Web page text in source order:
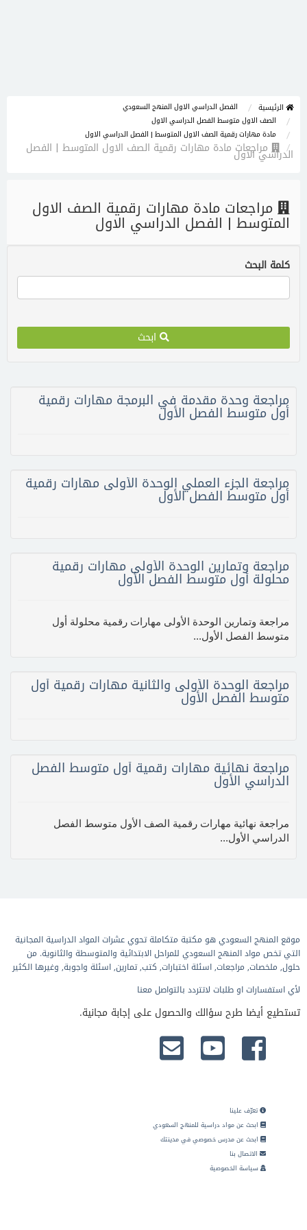
الرئيسية
الفصل الدراسي الاول المنهج السعودي
الصف الاول متوسط الفصل الدراسي الاول
مادة مهارات رقمية الصف الاول المتوسط | الفصل الدراسي الاول
مراجعات مادة مهارات رقمية الصف الاول المتوسط | الفصل
الدراسي الاول
مراجعات مادة مهارات رقمية الصف الاول
المتوسط | الفصل الدراسي الاول
كلمة البحث
ابحث
مراجعة وحدة مقدمة في البرمجة مهارات رقمية
أول متوسط الفصل الأول
مراجعة الجزء العملي الوحدة الأولى مهارات رقمية
أول متوسط الفصل الأول
مراجعة وتمارين الوحدة الأولى مهارات رقمية
محلولة أول متوسط الفصل الأول
مراجعة وتمارين الوحدة الأولى مهارات رقمية محلولة أول
متوسط الفصل الأول...
مراجعة الوحدة الأولى والثانية مهارات رقمية أول
متوسط الفصل الأول
مراجعة نهائية مهارات رقمية أول متوسط الفصل
الدراسي الأول
مراجعة نهائية مهارات رقمية الصف الأول متوسط الفصل
الدراسي الأول...
موقع المنهج السعودي هو مكتبة متكاملة تحوي عشرات المواد الدراسية المجانية
التي تخص مواد المنهج السعودي للمراحل الابتدائية والمتوسطة والثانوية. من
حلول, ملخصات, مراجعات, اسئلة اختبارات, كتب, تمارين, اسئلة واجوبة, وغيرها الكثير
لأي استفسارات او طلبات لاتتردد بالتواصل معنا
تستطيع أيضا طرح سؤالك والحصول على إجابة مجانية.
تعرّف علينا
ابحث عن مواد دراسية للمنهج السعودي
ابحث عن مدرس خصوصي في مدينتك
الاتصال بنا
سياسة الخصوصية